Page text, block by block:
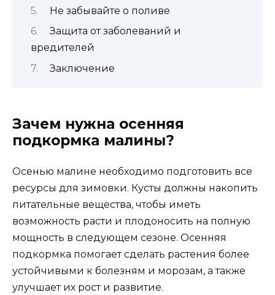
Не забывайте о поливе
Защита от заболеваний и
вредителей
Заключение
Зачем нужна осенняя
подкормка малины?
Осенью малине необходимо подготовить все
ресурсы для зимовки. Кусты должны накопить
питательные вещества, чтобы иметь
возможность расти и плодоносить на полную
мощность в следующем сезоне. Осенняя
подкормка помогает сделать растения более
устойчивыми к болезням и морозам, а также
улучшает их рост и развитие.